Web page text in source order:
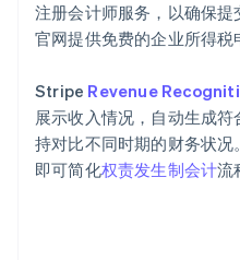
注册会计师服务，以确保
官网提供免费的企业所得税
Stripe Revenue
展示收入情况，自动生成
持对比不同时期的财务状
即可简化权责发生制会计流